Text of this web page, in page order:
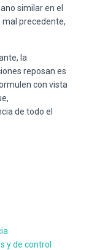
similar en el
mal precedente,
la
reposan es
con vista
de todo el
y de control